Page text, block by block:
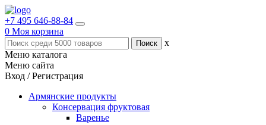
+7 495 646-88-84
0 Моя корзина
x
Меню каталога
Меню сайта
Вход / Регистрация
Армянские продукты
Консервация фруктовая
Варенье